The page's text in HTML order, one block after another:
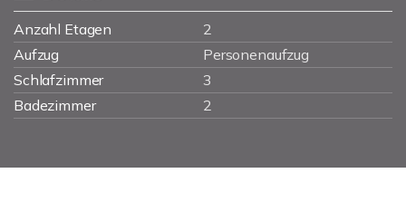
Anzahl Etagen
2
Aufzug
Personenaufzug
Schlafzimmer
3
Badezimmer
2